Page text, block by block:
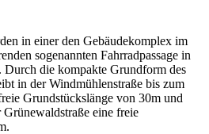
in einer den Gebäudekomplex im
sogenannten Fahrradpassage in
Durch die kompakte Grundform des
in der Windmühlenstraße bis zum
Grundstückslänge von 30m und
eine freie